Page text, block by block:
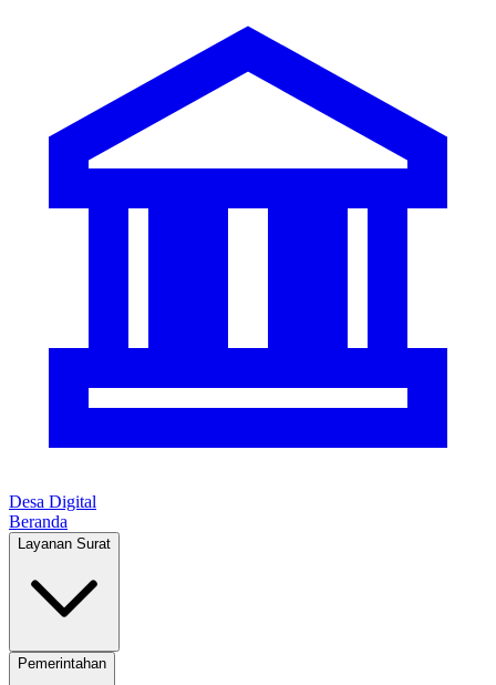
Desa Digital
Beranda
Layanan Surat
Pemerintahan